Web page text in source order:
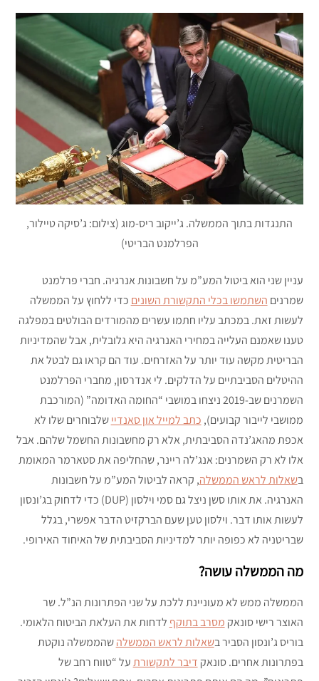
התנגדות בתוך הממשלה. ג’ייקוב ריס-מוג (צילום: ג’סיקה טיילור,
הפרלמנט הבריטי)
עניין שני הוא ביטול המע”מ על חשבונות אנרגיה. חברי פרלמנט
שמרנים השתמשו בכלי התקשורת השונים כדי ללחוץ על הממשלה
לעשות זאת. במכתב עליו חתמו עשרים מהמורדים הבולטים במפלגה
טענו שאמנם העלייה במחירי האנרגיה היא גלובלית, אבל שהמדיניות
הבריטית מקשה עוד יותר על האזרחים. עוד הם קראו גם לבטל את
ההיטלים הסביבתיים על הדלקים. לי אנדרסון, מחברי הפרלמנט
השמרנים שב-2019 ניצחו במושבי “החומה האדומה” (המורכבת
ממושבי לייבור קבועים), כתב למייל און סאנדיישלבוחרים שלו לא
אכפת מהאג’נדה הסביבתית, אלא רק מחשבונות החשמל שלהם. אבל
אלו לא רק השמרנים: אנג’לה ריינר, שהחליפה את סטארמר המאומת
בשאלות לראש הממשלה, קראה לביטול המע”מ על חשבונות
האנרגיה. את אותו סשן ניצל גם סמי וילסון (DUP) כדי לדחוק בג’ונסון
לעשות אותו דבר. וילסון טען שעם הברקזיט הדבר אפשרי, בגלל
שבריטניה לא כפופה יותר למדיניות הסביבתית של האיחוד האירופי.
מה הממשלה עושה?
הממשלה ממש לא מעוניינת ללכת על שני הפתרונות הנ”ל. שר
האוצר רישי סונאק מסרב בתוקף לדחות את העלאת הביטוח הלאומי.
בוריס ג’ונסון הסביר בשאלות לראש הממשלהשהממשלה נוקטת
בפתרונות אחרים. סונאק דיבר לתקשורתעל “טווח רחב של